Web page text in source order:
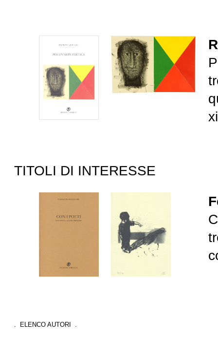
TITOLI DI INTERESSE
. ELENCO AUTORI .